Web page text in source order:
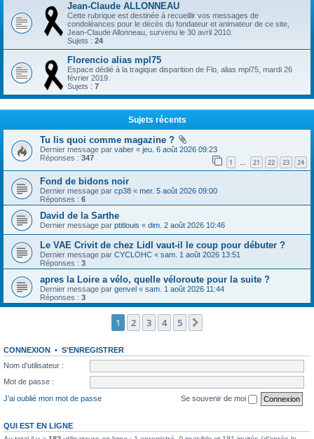
Jean-Claude ALLONNEAU
Cette rubrique est destinée à recueillir vos messages de
condoléances pour le décès du fondateur et animateur de ce site,
Jean-Claude Allonneau, survenu le 30 avril 2010.
Sujets : 24
Florencio alias mpl75
Espace dédié à la tragique disparition de Flo, alias mpl75, mardi 26
février 2019.
Sujets : 7
Sujets récents
Tu lis quoi comme magazine ?
Dernier message par vaber « jeu. 6 août 2026 09:23
Réponses : 347 1 … 21 22 23 24
Fond de bidons noir
Dernier message par cp38 « mer. 5 août 2026 09:00
Réponses : 6
David de la Sarthe
Dernier message par ptitlouis « dim. 2 août 2026 10:46
Le VAE Crivit de chez Lidl vaut-il le coup pour débuter ?
Dernier message par CYCLOHC « sam. 1 août 2026 13:51
Réponses : 3
apres la Loire a vélo, quelle véloroute pour la suite ?
Dernier message par genvel « sam. 1 août 2026 11:44
Réponses : 3
1 2 3 4 5
CONNEXION • S’ENREGISTRER
Nom d’utilisateur :
Mot de passe :
J’ai oublié mon mot de passe
Se souvenir de moi
QUI EST EN LIGNE